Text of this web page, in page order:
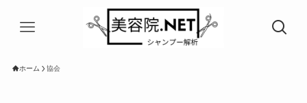
ホーム 協会